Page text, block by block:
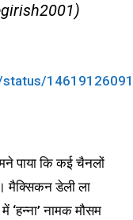
पाया कि कई चैनलों
मैक्सिकन डेली ला
‘हन्ना’ नामक मौसम